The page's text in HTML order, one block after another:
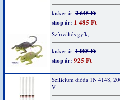
kisker ár: 2 645 Ft
shop ár: 1 485 Ft
Színváltós gyík,
kisker ár: 1 085 Ft
shop ár: 925 Ft
Szilícium dióda 1N 4148,
V